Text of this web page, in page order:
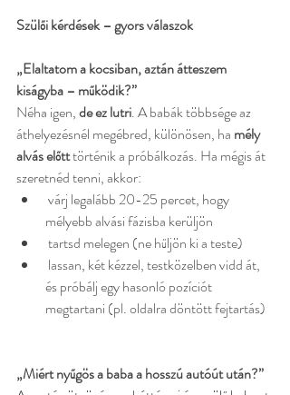
Szülői kérdések – gyors válaszok
„Elaltatom a kocsiban, aztán átteszem
kiságyba – működik?”
Néha igen, de ez lutri. A babák többsége az
áthelyezésnél megébred, különösen, ha mély
alvás előtt történik a próbálkozás. Ha mégis át
szeretnéd tenni, akkor:
várj legalább 20-25 percet, hogy
mélyebb alvási fázisba kerüljön
tartsd melegen (ne hűljön ki a teste)
lassan, két kézzel, testközelben vidd át,
és próbálj egy hasonló pozíciót
megtartani (pl. oldalra döntött fejtartás)
„Miért nyűgös a baba a hosszú autóút után?”